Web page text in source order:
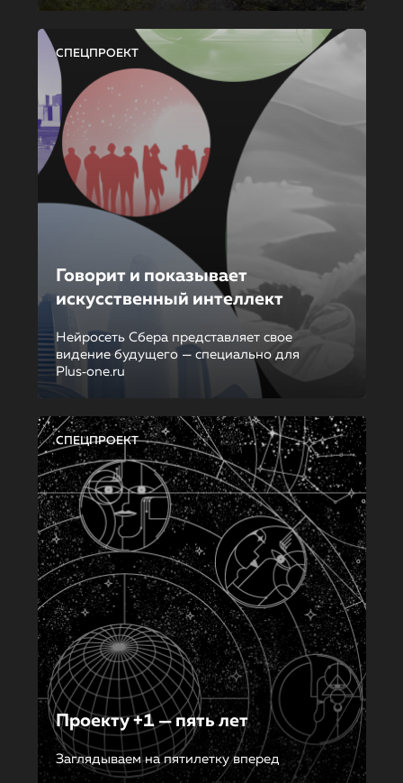
СПЕЦПРОЕКТ
Говорит и показывает
искусственный интеллект
Нейросеть Сбера представляет свое
видение будущего — специально для
Plus‑one.ru
СПЕЦПРОЕКТ
Проекту +1 — пять лет
Заглядываем на пятилетку вперед